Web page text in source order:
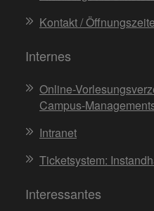
Kontakt /
Internes
Online-
Campus-
Intranet
Ticketsystem:
Interessantes